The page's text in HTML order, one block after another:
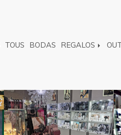
TOUS BODAS REGALOS